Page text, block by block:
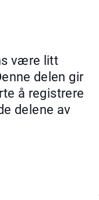
være litt
delen gir
å registrere
delene av